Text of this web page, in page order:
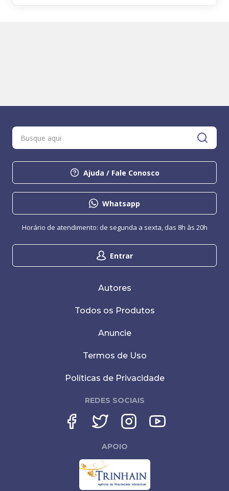
Ajuda / Fale Conosco
Whatsapp
Entrar
Horário de atendimento: de segunda a sexta, das 8h às 20h
Autores
Todos os Produtos
Anuncie
Termos de Uso
Políticas de Privacidade
REDES SOCIAIS
APOIO